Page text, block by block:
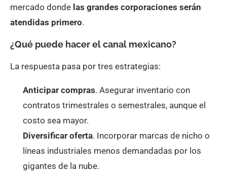
mercado donde las grandes corporaciones serán
atendidas primero.
¿Qué puede hacer el canal mexicano?
La respuesta pasa por tres estrategias:
Anticipar compras. Asegurar inventario con
contratos trimestrales o semestrales, aunque el
costo sea mayor.
Diversificar oferta. Incorporar marcas de nicho o
líneas industriales menos demandadas por los
gigantes de la nube.